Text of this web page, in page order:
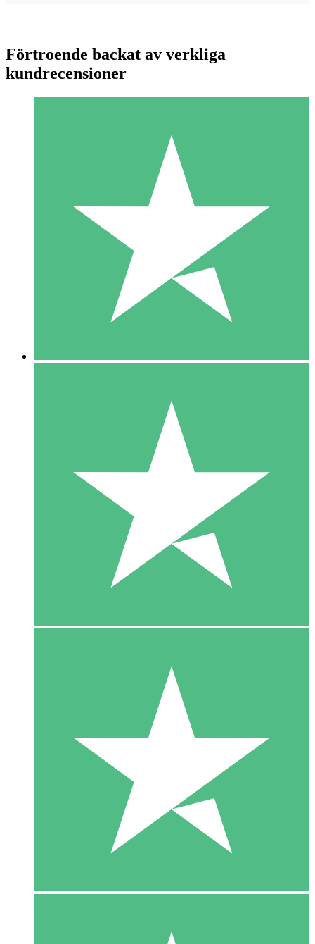
Individuella Kreditpaket
Betala per användning med nedladdningskrediter. Inget
1 Nedladdningar
10 00
10 Nedladdningar
20 00
Förtroende backat av verkliga
kundrecensioner